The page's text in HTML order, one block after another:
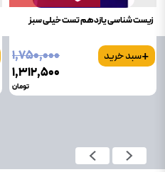
زیست شناسی یازدهم تست خیلی سبز
+سبد خرید
۱٬۷۵۰٬۰۰۰
۱٬۳۱۲٬۵۰۰
تومان